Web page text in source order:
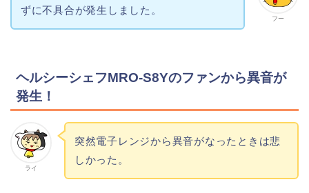
フー
ずに不具合が発生しました。
ヘルシーシェフMRO-S8Yのファンから異音が
発生！
ライ
突然電子レンジから異音がなったときは悲
しかった。